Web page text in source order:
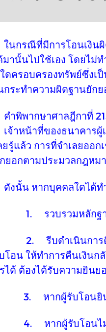
รโอนเงินผิดบัญชี แ
มานั้นไปใช้เอง โดยไ
ใดครอบครองทรัพย์ซึ่ง
ระทำความผิดฐานยัก
าศาลฎีกาที่
งธนาคารผู้เสียหาย
รู้แล้ว การที่จำเลยออ
ยอกตามประมวลกฎหม
คคลใดได้ทำการ
หลักฐานการโอน
การติดต่อธนาคา
โอน ให้ทำการคืนเงิน
ได้ ต้องได้รับความยิน
โอนยินดีคืนเงิน ธ
อนไม่ยอมคืนเงิน